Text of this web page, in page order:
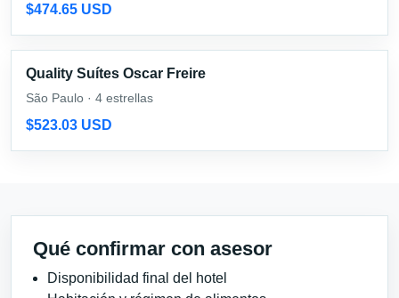
$474.65 USD
Quality Suítes Oscar Freire
São Paulo · 4 estrellas
$523.03 USD
Qué confirmar con asesor
Disponibilidad final del hotel